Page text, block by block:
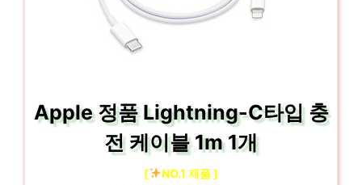
Apple 정품 Lightning-C타입 충
전 케이블 1m 1개
[ NO.1 제품 ]